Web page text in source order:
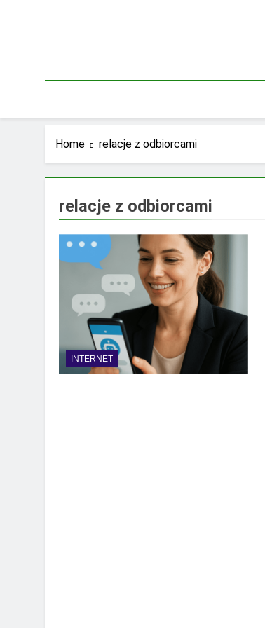
Home relacje z odbiorcami
relacje z odbiorcami
INTERNET